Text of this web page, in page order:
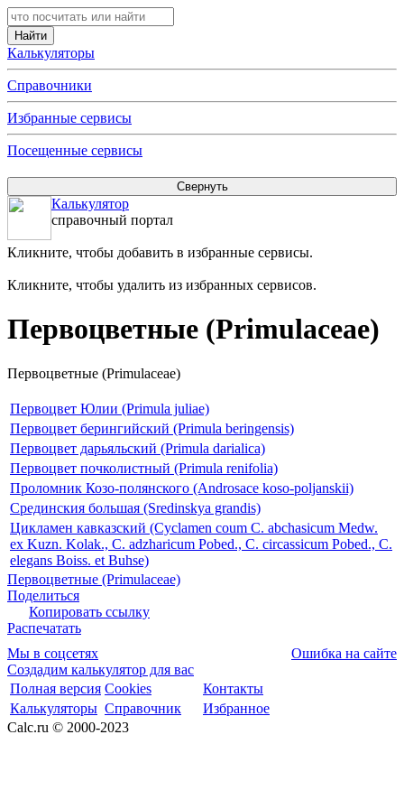
Калькуляторы
Справочники
Избранные сервисы
Посещенные сервисы
Калькулятор
справочный портал
Кликните, чтобы добавить в избранные сервисы.
Кликните, чтобы удалить из избранных сервисов.
Первоцветные (Primulaceae)
Первоцветные (Primulaceae)
Первоцвет Юлии (Primula juliae)
Первоцвет берингийский (Primula beringensis)
Первоцвет дарьяльский (Primula darialica)
Первоцвет почколистный (Primula renifolia)
Проломник Козо-полянского (Androsace koso-poljanskii)
Срединския большая (Sredinskya grandis)
Цикламен кавказский (Cyclamen coum C. abchasicum Medw.
ex Kuzn. Kolak., C. adzharicum Pobed., C. circassicum Pobed., C.
elegans Boiss. et Buhse)
Первоцветные (Primulaceae)
Поделиться
Копировать ссылку
Распечатать
Мы в соцсетях
Ошибка на сайте
Создадим калькулятор для вас
Полная версия Cookies
Контакты
Калькуляторы Справочник
Избранное
Calc.ru © 2000-2023